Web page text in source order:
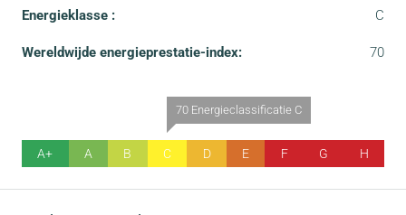
Energieklasse : C
Wereldwijde energieprestatie-index: 70
A+ A B
70 Energieclassificatie C
C D E F G H